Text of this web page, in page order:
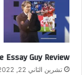
Essay Guy Review
تشرين الثاني 22, 2022, 12:20 م